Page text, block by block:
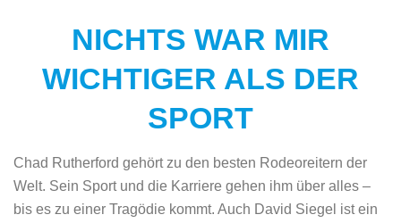
NICHTS WAR MIR
WICHTIGER ALS DER
SPORT
Chad Rutherford gehört zu den besten Rodeoreitern der
Welt. Sein Sport und die Karriere gehen ihm über alles –
bis es zu einer Tragödie kommt. Auch David Siegel ist ein